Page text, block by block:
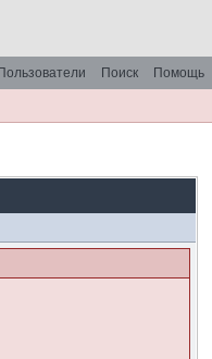
Помощь
Поиск
Пользователи